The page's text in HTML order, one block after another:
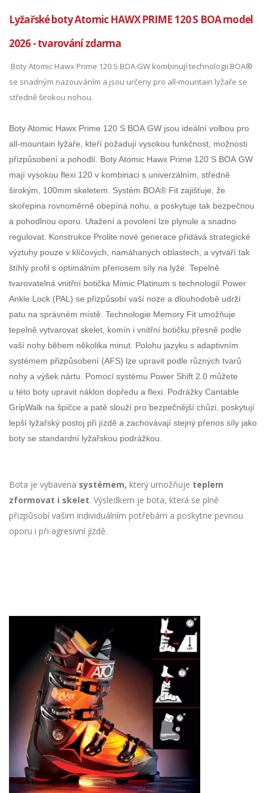
Lyžařské boty Atomic HAWX PRIME 120 S BOA model
2026 - tvarování zdarma
Boty Atomic Hawx Prime 120 S BOA GW kombinují technologii BOA®
se snadným nazouváním a jsou určeny pro all‑mountain lyžaře se
středně širokou nohou.
Boty Atomic Hawx Prime 120 S BOA GW jsou ideální volbou pro
all‑mountain lyžaře, kteří požadují vysokou funkčnost, možnosti
přizpůsobení a pohodlí. Boty Atomic Hawx Prime 120 S BOA GW
mají vysokou flexi 120 v kombinaci s univerzálním, středně
širokým, 100mm skeletem. Systém BOA® Fit zajišťuje, že
skořepina rovnoměrně obepíná nohu, a poskytuje tak bezpečnou
a pohodlnou oporu. Utažení a povolení lze plynule a snadno
regulovat. Konstrukce Prolite nové generace přidává strategické
výztuhy pouze v klíčových, namáhaných oblastech, a vytváří tak
štíhlý profil s optimálním přenosem síly na lyže. Tepelně
tvarovatelná vnitřní botička Mimic Platinum s technologií Power
Ankle Lock (PAL) se přizpůsobí vaší noze a dlouhodobě udrží
patu na správném místě. Technologie Memory Fit umožňuje
tepelně vytvarovat skelet, komín i vnitřní botičku přesně podle
vaší nohy během několika minut. Polohu jazyku s adaptivním
systémem přizpůsobení (AFS) lze upravit podle různých tvarů
nohy a výšek nártu. Pomocí systému Power Shift 2.0 můžete
u této boty upravit náklon dopředu a flexi. Podrážky Cantable
GripWalk na špičce a patě slouží pro bezpečnější chůzi, poskytují
lepší lyžařský postoj při jízdě a zachovávají stejný přenos síly jako
boty se standardní lyžařskou podrážkou.
Bota je vybavena systémem, který umožňuje teplem
zformovat i skelet. Výsledkem je bota, která se plně
přizpůsobí vašim individuálním potřebám a poskytne pevnou
oporu i při agresivní jízdě.